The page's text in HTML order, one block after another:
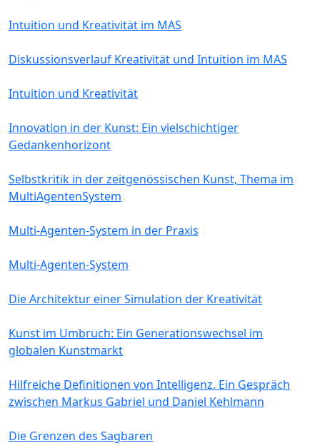
Intuition und Kreativität im MAS
Diskussionsverlauf Kreativität und Intuition im MAS
Intuition und Kreativität
Innovation in der Kunst: Ein vielschichtiger
Gedankenhorizont
Selbstkritik in der zeitgenössischen Kunst, Thema im
MultiAgentenSystem
Multi-Agenten-System in der Praxis
Multi-Agenten-System
Die Architektur einer Simulation der Kreativität
Kunst im Umbruch: Ein Generationswechsel im
globalen Kunstmarkt
Hilfreiche Definitionen von Intelligenz. Ein Gespräch
zwischen Markus Gabriel und Daniel Kehlmann
Die Grenzen des Sagbaren